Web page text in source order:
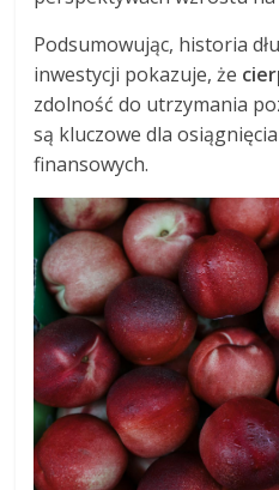
Podsumowując, historia
inwestycji pokazuje, że
zdolność do utrzymania
są kluczowe dla
finansowych.